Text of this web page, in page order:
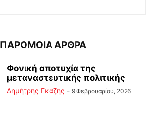
ΠΑΡΟΜΟΙΑ ΑΡΘΡΑ
Φονική αποτυχία της
μεταναστευτικής πολιτικής
Δημήτρης Γκάζης - 9 Φεβρουαρίου, 2026